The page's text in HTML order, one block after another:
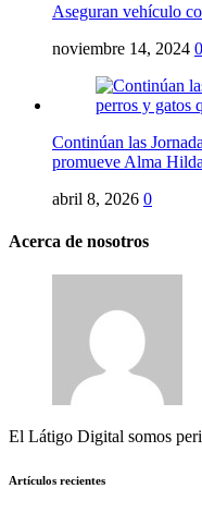
Aseguran vehículo
noviembre 14, 2024 0
Continúan las
promueve Alma Hilda
abril 8, 2026 0
Acerca de nosotros
El Látigo Digital somos
Artículos recientes